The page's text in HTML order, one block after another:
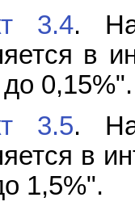
3.4.
в
0,15%".
3.5.
в
1,5%".